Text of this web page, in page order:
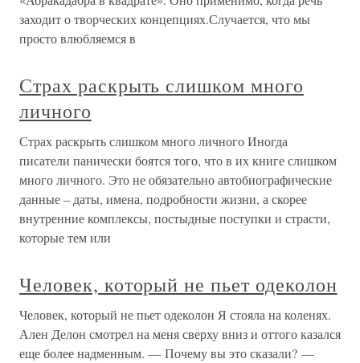
заходит о творческих концепциях.Случается, что мы
просто влюбляемся в
Страх раскрыть слишком много
личного
Страх раскрыть слишком много личного Иногда
писатели панически боятся того, что в их книге слишком
много личного. Это не обязательно автобиографические
данные – даты, имена, подробности жизни, а скорее
внутренние комплексы, постыдные поступки и страсти,
которые тем или
Человек, который не пьет одеколон
Человек, который не пьет одеколон Я стояла на коленях.
Ален Делон смотрел на меня сверху вниз и оттого казался
еще более надменным. — Почему вы это сказали? —